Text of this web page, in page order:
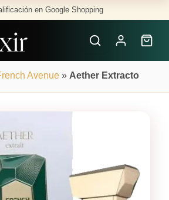
en Google Shopping
Avenue » Aether Extracto